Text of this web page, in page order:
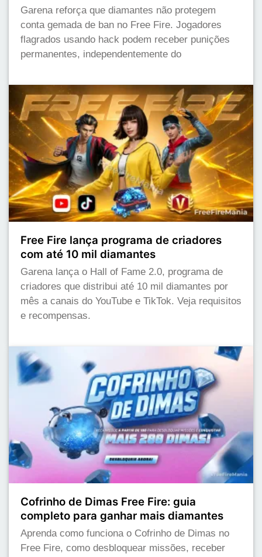
Garena reforça que diamantes não protegem
conta gemada de ban no Free Fire. Jogadores
flagrados usando hack podem receber punições
permanentes, independentemente do
Free Fire lança programa de criadores
com até 10 mil diamantes
Garena lança o Hall of Fame 2.0, programa de
criadores que distribui até 10 mil diamantes por
mês a canais do YouTube e TikTok. Veja requisitos
e recompensas.
Cofrinho de Dimas Free Fire: guia
completo para ganhar mais diamantes
Aprenda como funciona o Cofrinho de Dimas no
Free Fire, como desbloquear missões, receber